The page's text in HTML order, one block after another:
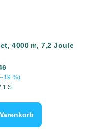
4000 m, 7,2 Joule
%)
1 St